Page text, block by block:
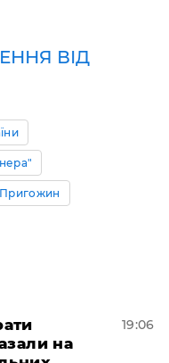
ВІД
на
19:06